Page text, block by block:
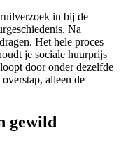
in bij de
Na
Het hele proces
je sociale huurprijs
door onder dezelfde
alleen de
gewild